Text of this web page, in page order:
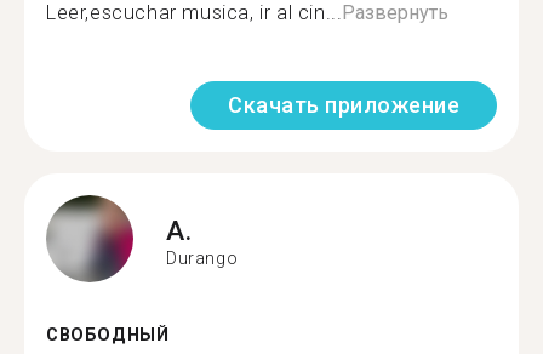
Leer,escuchar musica, ir al cin...Развернуть
Скачать приложение
A.
Durango
СВОБОДНЫЙ